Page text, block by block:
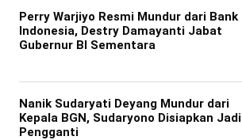
Perry Warjiyo Resmi Mundur dari Bank
Indonesia, Destry Damayanti Jabat
Gubernur BI Sementara
Nanik Sudaryati Deyang Mundur dari
Kepala BGN, Sudaryono Disiapkan Jadi
Pengganti